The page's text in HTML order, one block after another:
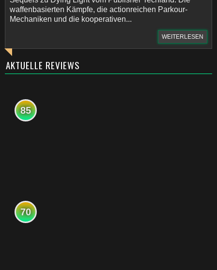
waffenbasierten Kämpfe, die actionreichen Parkour-
Mechaniken und die kooperativen...
WEITERLESEN
AKTUELLE REVIEWS
85
70